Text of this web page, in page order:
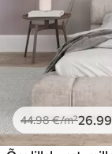
44.98€/m²26 .99